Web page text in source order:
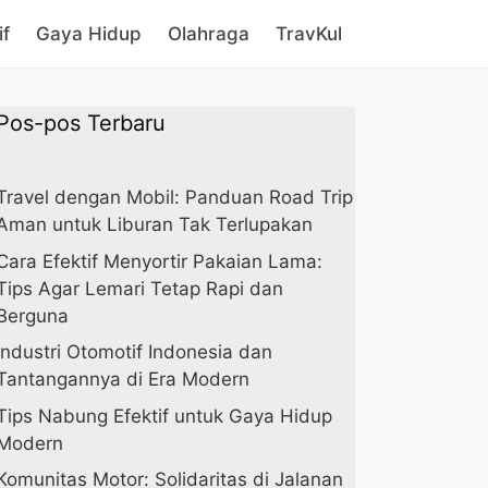
Gaya Hidup Olahraga TravKul
pos Terbaru
dengan Mobil: Panduan Road Trip
untuk Liburan Tak Terlupakan
Efektif Menyortir Pakaian Lama:
Agar Lemari Tetap Rapi dan
Otomotif Indonesia dan
di Era Modern
Nabung Efektif untuk Gaya Hidup
Motor: Solidaritas di Jalanan